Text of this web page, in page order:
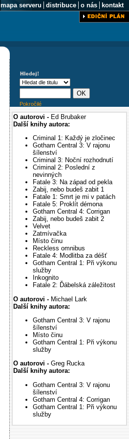
mapa serveru distribuce o nás kontakt
Pokročilé
O autorovi - Ed Brubaker
Další knihy autora:
Criminal 1: Každý je zločinec
Gotham Central 3: V rajonu
šílenství
Criminal 3: Noční rozhodnutí
Criminal 2: Poslední z
nevinných
Fatale 3: Na západ od pekla
Zabij, nebo budeš zabit 1
Fatale 1: Smrt je mi v patách
Fatale 5: Proklít démona
Gotham Central 4: Corrigan
Zabij, nebo budeš zabit 2
Velvet
Zatmívačka
Místo činu
Reckless omnibus
Fatale 4: Modlitba za déšť
Gotham Central 1: Při výkonu
služby
Inkognito
Fatale 2: Ďábelská záležitost
O autorovi - Michael Lark
Další knihy autora:
Gotham Central 3: V rajonu
šílenství
Místo činu
Gotham Central 1: Při výkonu
služby
O autorovi - Greg Rucka
Další knihy autora:
Gotham Central 3: V rajonu
šílenství
Gotham Central 4: Corrigan
Gotham Central 1: Při výkonu
služby